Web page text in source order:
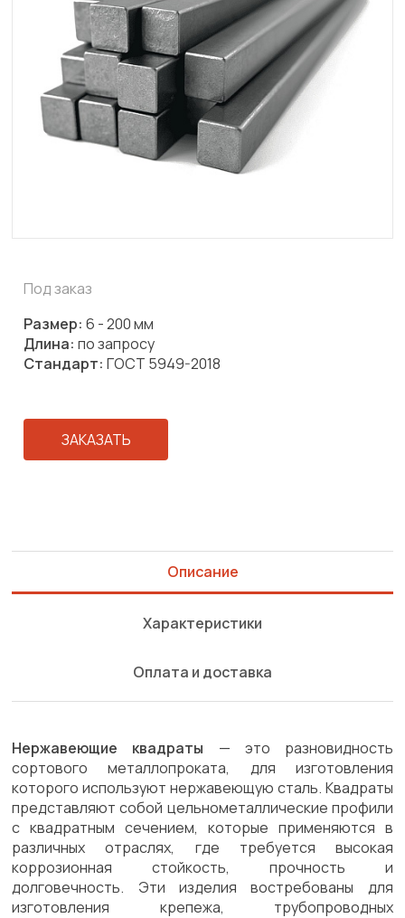
Под заказ
Размер: 6 - 200 мм
Длина: по запросу
Стандарт: ГОСТ 5949-2018
ЗАКАЗАТЬ
Описание
Характеристики
Оплата и доставка
Нержавеющие квадраты — это разновидность
сортового металлопроката, для изготовления
которого используют нержавеющую сталь. Квадраты
представляют собой цельнометаллические профили
с квадратным сечением, которые применяются в
различных отраслях, где требуется высокая
коррозионная стойкость, прочность и
долговечность. Эти изделия востребованы для
изготовления крепежа, трубопроводных